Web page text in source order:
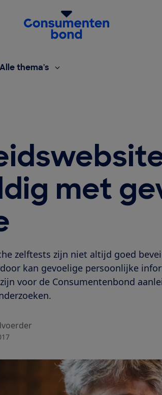
Homepage van de Consumentenbond
Alle thema's
met
zelftests zijn niet altijd goed
kan gevoelige persoonlijke
voor de Consumentenbond